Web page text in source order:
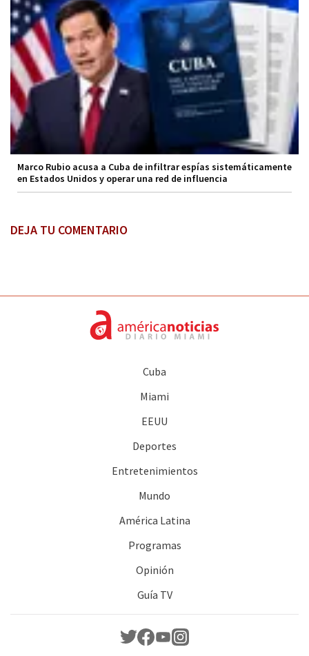
Marco Rubio acusa a Cuba de infiltrar espías sistemáticamente
en Estados Unidos y operar una red de influencia
DEJA TU COMENTARIO
Cuba
Miami
EEUU
Deportes
Entretenimientos
Mundo
América Latina
Programas
Opinión
Guía TV